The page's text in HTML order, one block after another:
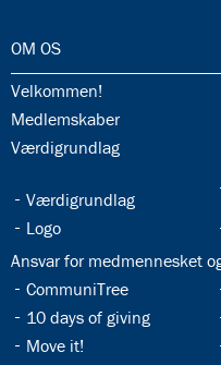
32.0:
OM OS
32.1:
Velkommen!
32.2:
Medlemskaber
32.3:
Værdigrundlag
32.4:
Værdigrundlag
32.6:
Logo
32.8:
Ansvar for medmennesket
32.9:
CommuniTree
32.11:
10 days of giving
32.13:
Move it!